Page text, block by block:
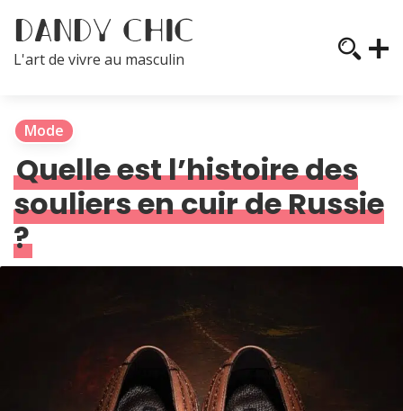
L'art de vivre au masculin
Mode
Quelle est l’histoire des
souliers en cuir de Russie
?